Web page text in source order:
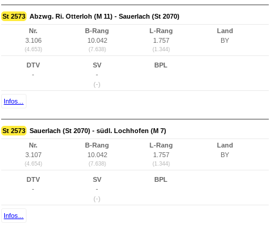
St 2573 Abzwg. Ri. Otterloh (M 11) - Sauerlach (St 2070)
Nr.
3.106
(4.653)
B-Rang
10.042
(7.638)
L-Rang
1.757
(1.344)
Land
BY
DTV
-
SV
-
(-)
BPL
Infos...
St 2573 Sauerlach (St 2070) - südl. Lochhofen (M 7)
Nr.
3.107
(4.654)
B-Rang
10.042
(7.638)
L-Rang
1.757
(1.344)
Land
BY
DTV
-
SV
-
(-)
BPL
Infos...